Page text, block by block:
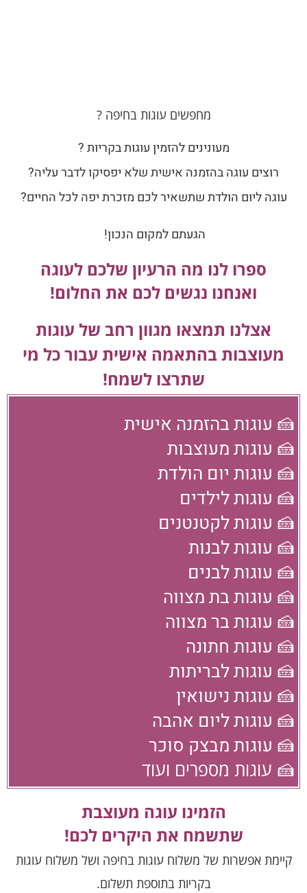
מחפשים עוגות בחיפה ?
מעונינים להזמין עוגות בקריות ?
רוצים עוגה בהזמנה אישית שלא יפסיקו לדבר עליה?
עוגה ליום הולדת שתשאיר לכם מזכרת יפה לכל החיים?
הגעתם למקום הנכון!
ספרו לנו מה הרעיון שלכם לעוגה
ואנחנו נגשים לכם את החלום!
אצלנו תמצאו מגוון רחב של עוגות
מעוצבות בהתאמה אישית עבור כל מי
שתרצו לשמח!
🍰 עוגות בהזמנה אישית
🍰 עוגות מעוצבות
🍰 עוגות יום הולדת
🍰 עוגות לילדים
🍰 עוגות לקטנטנים
🍰 עוגות לבנות
🍰 עוגות לבנים
🍰 עוגות בת מצווה
🍰 עוגות בר מצווה
🍰 עוגות חתונה
🍰 עוגות לבריתות
🍰 עוגות נישואין
🍰 עוגות ליום אהבה
🍰 עוגות מבצק סוכר
🍰 עוגות מספרים ועוד
הזמינו עוגה מעוצבת
שתשמח את היקרים לכם!
קיימת אפשרות של משלוח עוגות בחיפה ושל משלוח עוגות
בקריות בתוספת תשלום.